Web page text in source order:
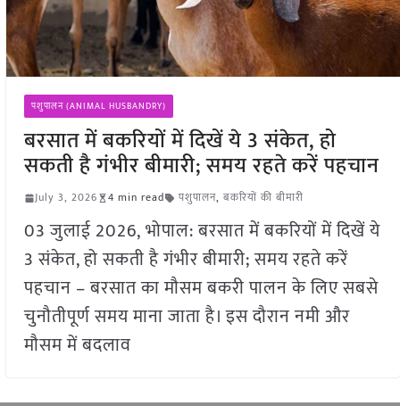
पशुपालन (ANIMAL HUSBANDRY)
बरसात में बकरियों में दिखें ये 3 संकेत, हो
सकती है गंभीर बीमारी; समय रहते करें पहचान
July 3, 2026 4 min read पशुपालन, बकरियों की बीमारी
03 जुलाई 2026, भोपाल: बरसात में बकरियों में दिखें ये
3 संकेत, हो सकती है गंभीर बीमारी; समय रहते करें
पहचान – बरसात का मौसम बकरी पालन के लिए सबसे
चुनौतीपूर्ण समय माना जाता है। इस दौरान नमी और
मौसम में बदलाव